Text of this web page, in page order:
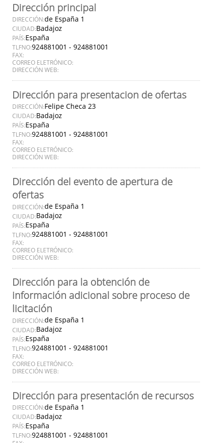
Dirección principal
DIRECCIÓN:de España 1
CIUDAD:Badajoz
PAÍS:España
TLFNO:924881001 - 924881001
FAX:
CORREO ELETRÓNICO:
DIRECCIÓN WEB:
Dirección para presentacion de ofertas
DIRECCIÓN:Felipe Checa 23
CIUDAD:Badajoz
PAÍS:España
TLFNO:924881001 - 924881001
FAX:
CORREO ELETRÓNICO:
DIRECCIÓN WEB:
Dirección del evento de apertura de
ofertas
DIRECCIÓN:de España 1
CIUDAD:Badajoz
PAÍS:España
TLFNO:924881001 - 924881001
FAX:
CORREO ELETRÓNICO:
DIRECCIÓN WEB:
Dirección para la obtención de
información adicional sobre proceso de
licitación
DIRECCIÓN:de España 1
CIUDAD:Badajoz
PAÍS:España
TLFNO:924881001 - 924881001
FAX:
CORREO ELETRÓNICO:
DIRECCIÓN WEB:
Dirección para presentación de recursos
DIRECCIÓN:de España 1
CIUDAD:Badajoz
PAÍS:España
TLFNO:924881001 - 924881001